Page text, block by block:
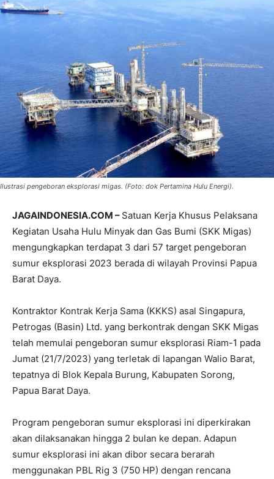
Ilustrasi pengeboran eksplorasi migas. (Foto: dok Pertamina Hulu Energi).
JAGAINDONESIA.COM – Satuan Kerja Khusus Pelaksana
Kegiatan Usaha Hulu Minyak dan Gas Bumi (SKK Migas)
mengungkapkan terdapat 3 dari 57 target pengeboran
sumur eksplorasi 2023 berada di wilayah Provinsi Papua
Barat Daya.
Kontraktor Kontrak Kerja Sama (KKKS) asal Singapura,
Petrogas (Basin) Ltd. yang berkontrak dengan SKK Migas
telah memulai pengeboran sumur eksplorasi Riam-1 pada
Jumat (21/7/2023) yang terletak di lapangan Walio Barat,
tepatnya di Blok Kepala Burung, Kabupaten Sorong,
Papua Barat Daya.
Program pengeboran sumur eksplorasi ini diperkirakan
akan dilaksanakan hingga 2 bulan ke depan. Adapun
sumur eksplorasi ini akan dibor secara berarah
menggunakan PBL Rig 3 (750 HP) dengan rencana